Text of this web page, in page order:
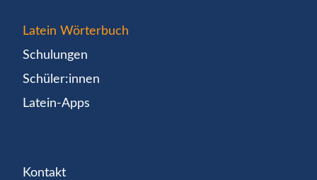
Latein Wörterbuch
Schulungen
Schüler:innen
Latein-Apps
Kontakt